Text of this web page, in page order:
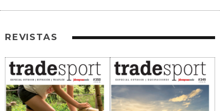
REVISTAS